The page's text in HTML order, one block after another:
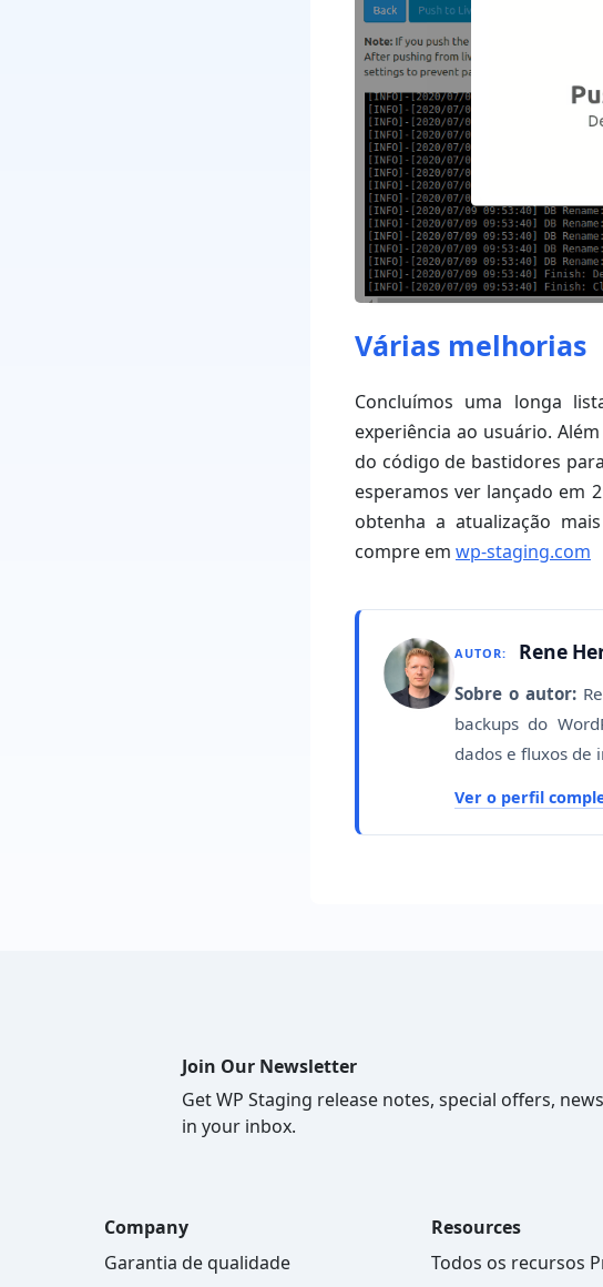
Várias melhorias
Concluímos uma longa
experiência ao usuário.
do código de bastidores
esperamos ver lançado em
obtenha a atualização
compre em wp-staging.com
AUTOR: Rene
Sobre o autor:
backups do
dados e fluxos de
Ver o perfil
Join Our Newsletter
Get WP Staging release notes, special offers,
in your inbox.
Company
Garantia de qualidade
Resources
Todos os recursos